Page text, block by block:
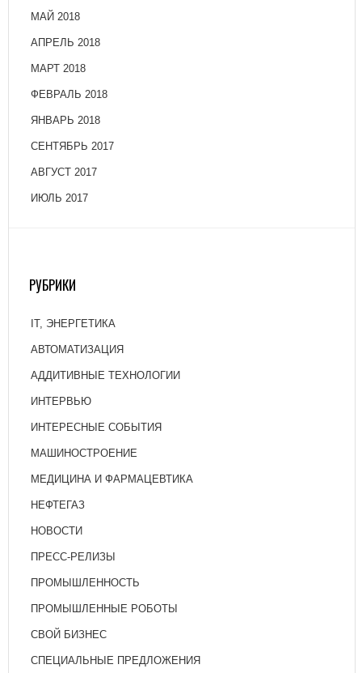
МАЙ 2018
АПРЕЛЬ 2018
МАРТ 2018
ФЕВРАЛЬ 2018
ЯНВАРЬ 2018
СЕНТЯБРЬ 2017
АВГУСТ 2017
ИЮЛЬ 2017
РУБРИКИ
IT, ЭНЕРГЕТИКА
АВТОМАТИЗАЦИЯ
АДДИТИВНЫЕ ТЕХНОЛОГИИ
ИНТЕРВЬЮ
ИНТЕРЕСНЫЕ СОБЫТИЯ
МАШИНОСТРОЕНИЕ
МЕДИЦИНА И ФАРМАЦЕВТИКА
НЕФТЕГАЗ
НОВОСТИ
ПРЕСС-РЕЛИЗЫ
ПРОМЫШЛЕННОСТЬ
ПРОМЫШЛЕННЫЕ РОБОТЫ
СВОЙ БИЗНЕС
СПЕЦИАЛЬНЫЕ ПРЕДЛОЖЕНИЯ